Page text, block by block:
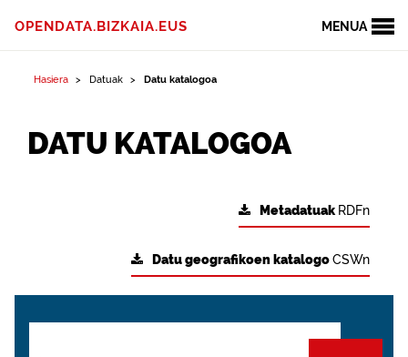
MENUA
OPENDATA.BIZKAIA.EUS
Hasiera Datuak Datu katalogoa
DATU KATALOGOA
Metadatuak RDFn
Datu geografikoen katalogoCSWn